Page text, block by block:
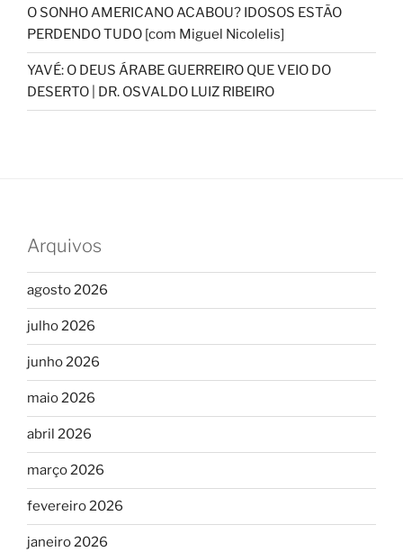
O SONHO AMERICANO ACABOU? IDOSOS ESTÃO
PERDENDO TUDO [com Miguel Nicolelis]
YAVÉ: O DEUS ÁRABE GUERREIRO QUE VEIO DO
DESERTO | DR. OSVALDO LUIZ RIBEIRO
Arquivos
agosto 2026
julho 2026
junho 2026
maio 2026
abril 2026
março 2026
fevereiro 2026
janeiro 2026